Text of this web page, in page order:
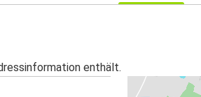
enthält.